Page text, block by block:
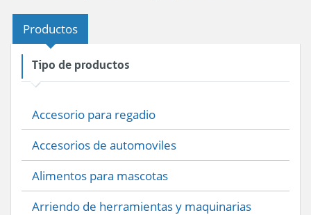
Productos
Tipo de productos
Accesorio para regadio
Accesorios de automoviles
Alimentos para mascotas
Arriendo de herramientas y maquinarias